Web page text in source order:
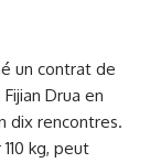
un contrat de
Drua en
dix rencontres.
kg, peut